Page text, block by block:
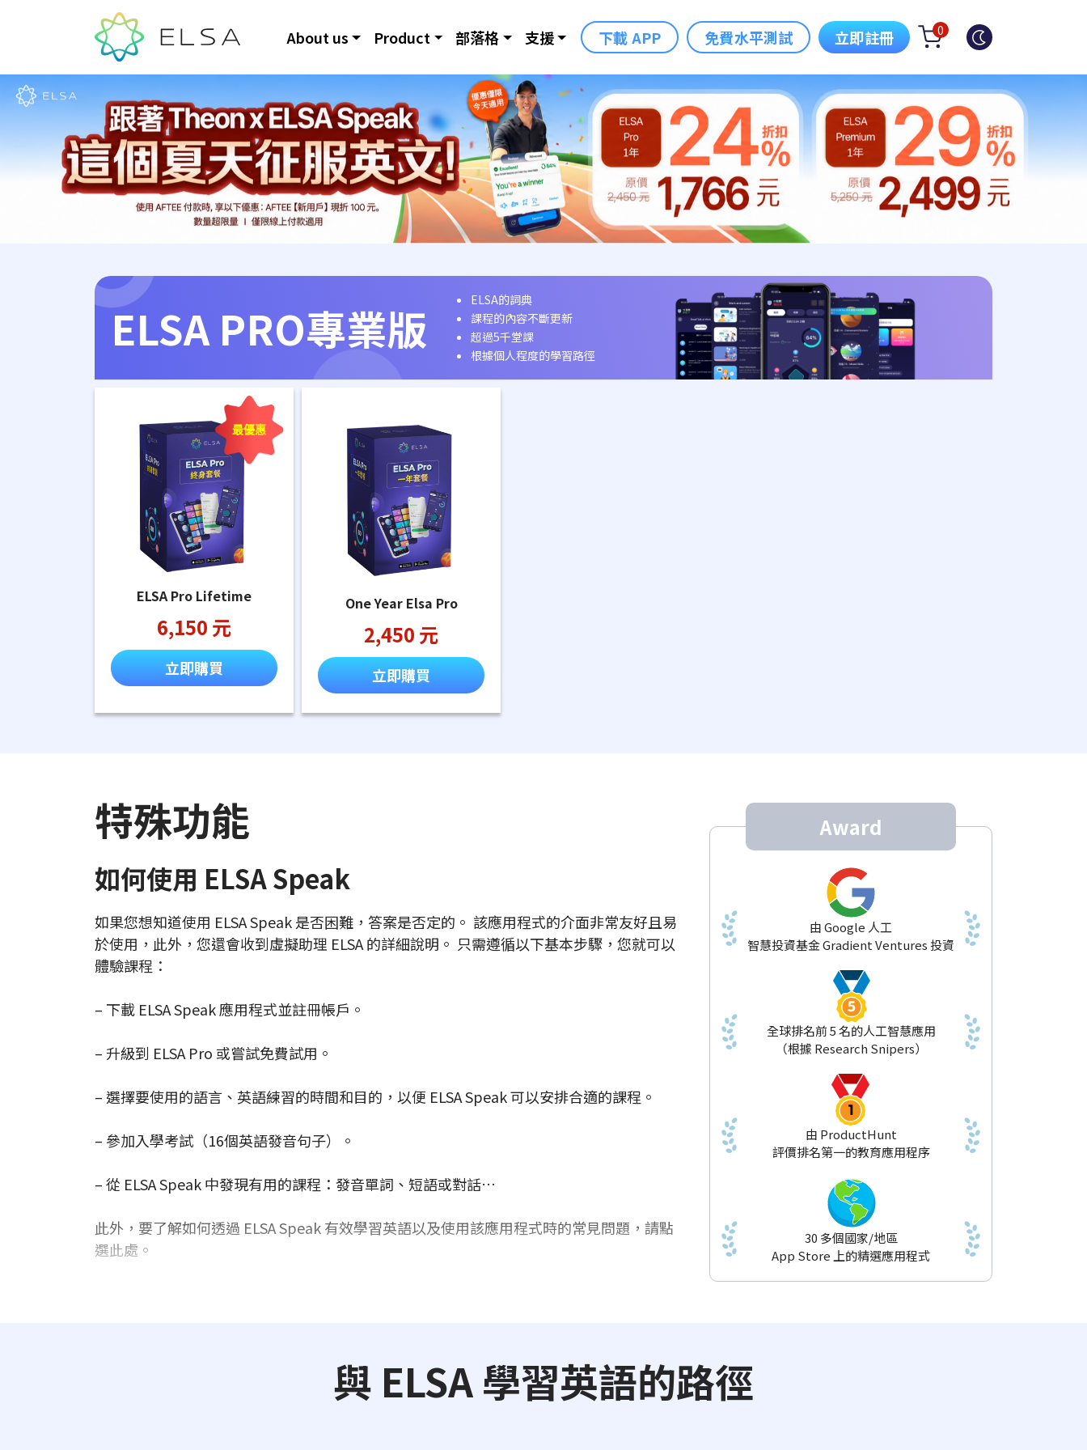
About us Product 部落格 支援 下載 APP 免費水平測試 立即註冊 0
ELSA PRO專業版
ELSA的詞典
課程的內容不斷更新
超過5千堂課
根據個人程度的學習路徑
最優惠
ELSA Pro Lifetime
6,150 元
立即購買
One Year Elsa Pro
2,450 元
立即購買
特殊功能
如何使用 ELSA Speak
如果您想知道使用 ELSA Speak 是否困難，答案是否定的。 該應用程式的介面非常友好且易
於使用，此外，您還會收到虛擬助理 ELSA 的詳細說明。 只需遵循以下基本步驟，您就可以
體驗課程：
– 下載 ELSA Speak 應用程式並註冊帳戶。
– 升級到 ELSA Pro 或嘗試免費試用。
– 選擇要使用的語言、英語練習的時間和目的，以便 ELSA Speak 可以安排合適的課程。
– 參加入學考試（16個英語發音句子）。
– 從 ELSA Speak 中發現有用的課程：發音單詞、短語或對話…
此外，要了解如何透過 ELSA Speak 有效學習英語以及使用該應用程式時的常見問題，請點
選此處。
Award
由 Google 人工
智慧投資基金 Gradient Ventures 投資
全球排名前 5 名的人工智慧應用
（根據 Research Snipers）
由 ProductHunt
評價排名第一的教育應用程序
30 多個國家/地區
App Store 上的精選應用程式
與 ELSA 學習英語的路徑